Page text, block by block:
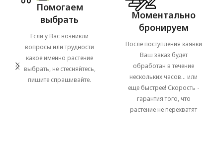
Помогаем
выбрать
Если у Вас возникли
вопросы или трудности
какое именно растение
выбрать, не стесняйтесь,
пишите спрашивайте.
Моментально
бронируем
После поступления заявки
Ваш заказ будет
обработан в течение
нескольких часов... или
еще быстрее! Скорость -
гарантия того, что
растение не перехватят